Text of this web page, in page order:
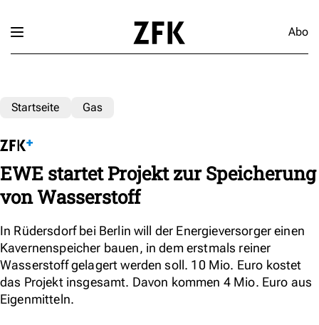
Abo
Startseite Gas
EWE startet Projekt zur Speicherung
von Wasserstoff
In Rüdersdorf bei Berlin will der Energieversorger einen
Kavernenspeicher bauen, in dem erstmals reiner
Wasserstoff gelagert werden soll. 10 Mio. Euro kostet
das Projekt insgesamt. Davon kommen 4 Mio. Euro aus
Eigenmitteln.